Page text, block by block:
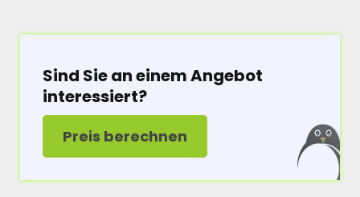
Sind Sie an einem Angebot
interessiert?
Preis berechnen